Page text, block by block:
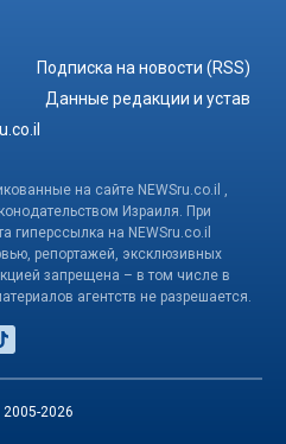
Подписка на новости (RSS)
Данные редакции и устав
на сайте NEWSru.co.il ,
Израиля. При
гиперссылка на NEWSru.co.il
репортажей, эксклюзивных
запрещена – в том числе в
агентств не разрешается.
2005-2026